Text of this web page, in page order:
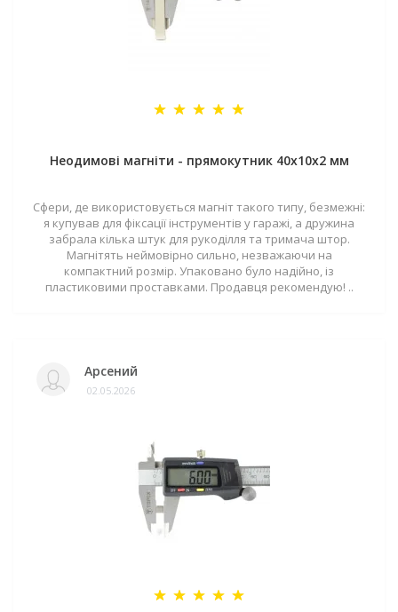
Неодимові магніти - прямокутник 40x10x2 мм
Сфери, де використовується магніт такого типу, безмежні:
я купував для фіксації інструментів у гаражі, а дружина
забрала кілька штук для рукоділля та тримача штор.
Магнітять неймовірно сильно, незважаючи на
компактний розмір. Упаковано було надійно, із
пластиковими проставками. Продавця рекомендую! ..
Арсений
02.05.2026